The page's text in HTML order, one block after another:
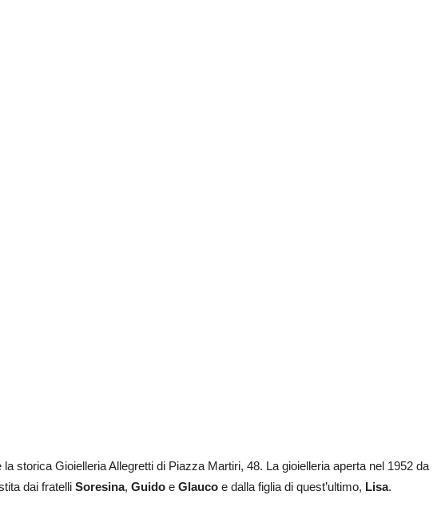
la storica Gioielleria Allegretti di Piazza Martiri, 48. La gioielleria aperta nel 1952 da
dai fratelliSoresina,Guido eGlauco e dalla figlia di quest’ultimo, Lisa.